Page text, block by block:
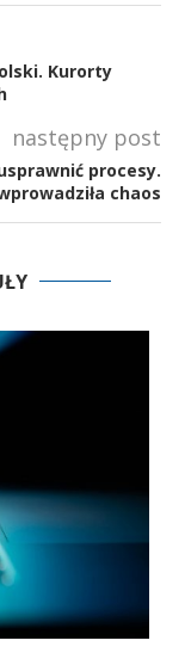
Kurorty
następny post
procesy.
chaos